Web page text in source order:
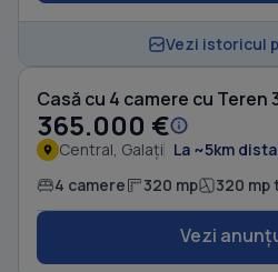
Vezi istoricul
Casă cu 4 camere cu Teren
365.000 €
Central, Galați La ~5km
4 camere 320 mp 320 mp
Vezi